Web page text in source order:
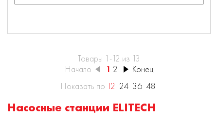
Товары 1-12 из 13
Начало
1 2
Конец
Показать по 12 24 36 48
Насосные станции ELITECH